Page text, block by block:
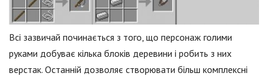
Всі зазвичай починається з того, що персонаж голими
руками добуває кілька блоків деревини і робить з них
верстак. Останній дозволяє створювати більш комплексні